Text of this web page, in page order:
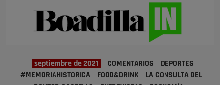
septiembre de 2021 COMENTARIOS
DEPORTES
#MEMORIAHISTORICA
FOOD&DRINK
LA CONSULTA DEL